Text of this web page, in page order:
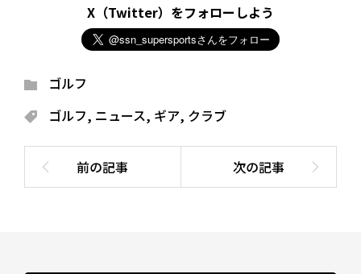
X（Twitter）をフォローしよう
ゴルフ
ゴルフ, ニュース, ギア, クラブ